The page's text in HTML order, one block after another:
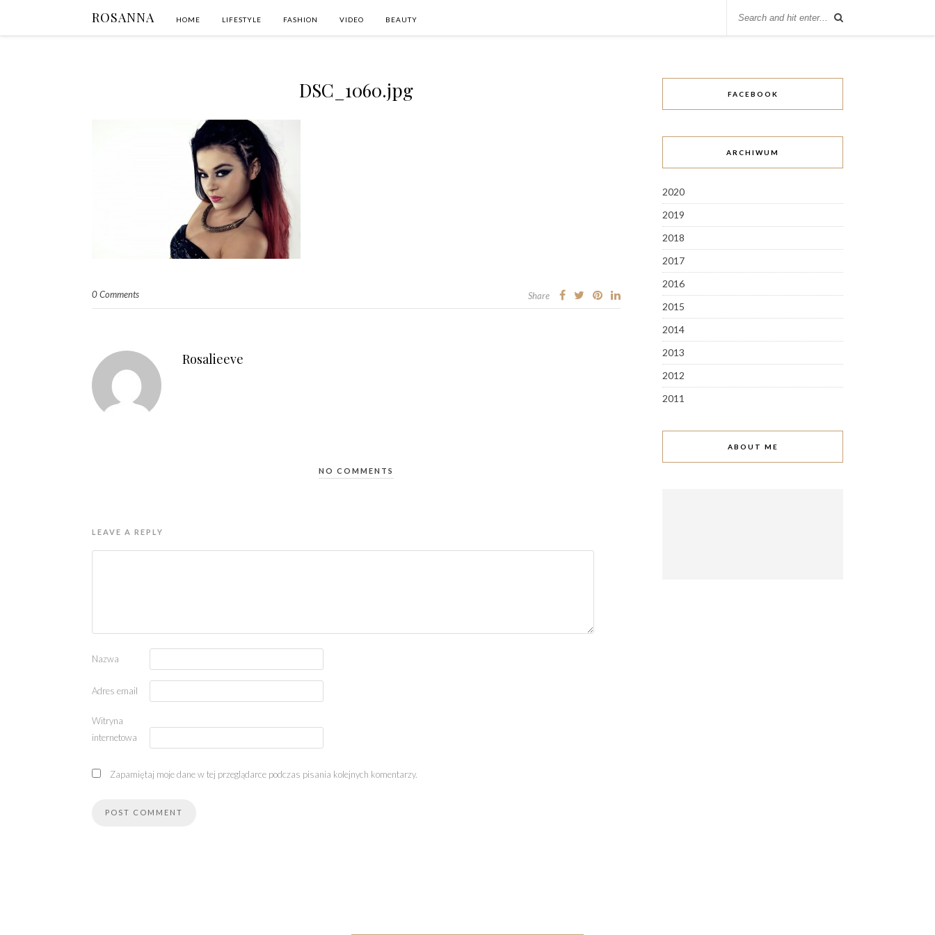
ROSANNA HOME LIFESTYLE FASHION VIDEO BEAUTY
DSC_1060.jpg
0 Comments Share
Rosalieeve
NO COMMENTS
LEAVE A REPLY
Nazwa
Adres email
Witryna
internetowa
Zapamiętaj moje dane w tej przeglądarce podczas pisania kolejnych komentarzy.
FACEBOOK
ARCHIWUM
2020
2019
2018
2017
2016
2015
2014
2013
2012
2011
ABOUT ME